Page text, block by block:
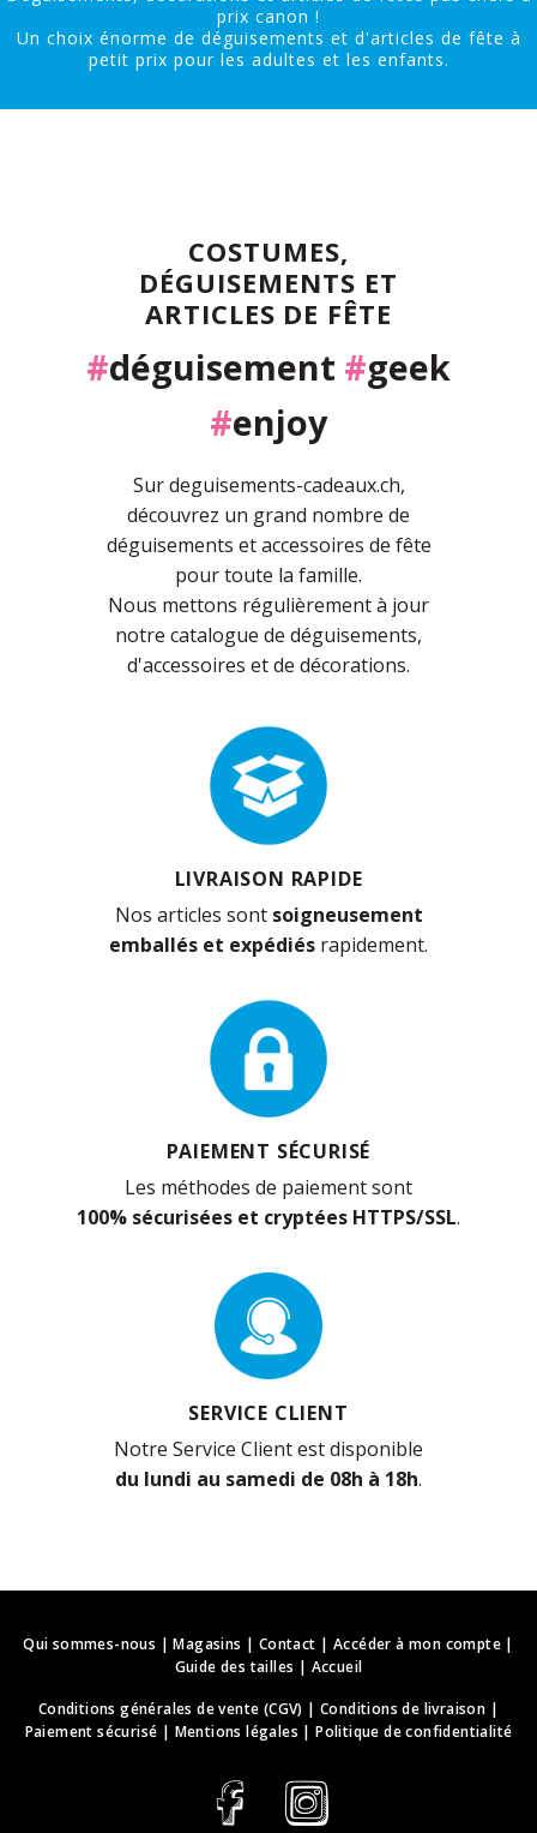
prix canon !
Un choix énorme de déguisements et d'articles de fête à
petit prix pour les adultes et les enfants.
COSTUMES,
DÉGUISEMENTS ET
ARTICLES DE FÊTE
#déguisement #geek
#enjoy
Sur deguisements-cadeaux.ch,
découvrez un grand nombre de
déguisements et accessoires de fête
pour toute la famille.
Nous mettons régulièrement à jour
notre catalogue de déguisements,
d'accessoires et de décorations.
LIVRAISON RAPIDE
Nos articles sont soigneusement
emballés et expédiés rapidement.
PAIEMENT SÉCURISÉ
Les méthodes de paiement sont
100% sécurisées et cryptées HTTPS/SSL.
SERVICE CLIENT
Notre Service Client est disponible
du lundi au samedi de 08h à 18h.
Qui sommes-nous |Magasins | Contact | Accéder à mon compte|
Guide des tailles | Accueil
Conditions générales de vente (CGV) |Conditions de livraison |
Paiement sécurisé | Mentions légales |Politique de confidentialité